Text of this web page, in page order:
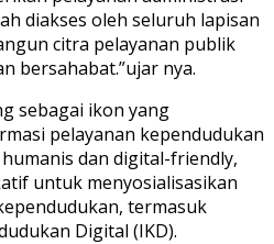
diakses oleh seluruh lapisan
citra pelayanan publik
bersahabat.”ujar nya.
sebagai ikon yang
pelayanan kependudukan
dan digital-friendly,
untuk menyosialisasikan
termasuk
Digital (IKD).